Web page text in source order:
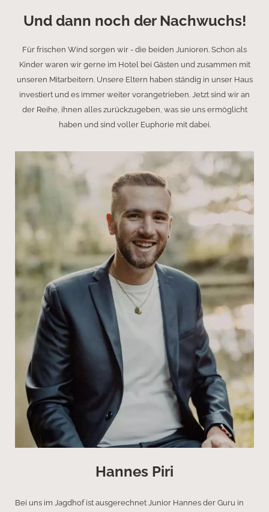
Und dann noch der Nachwuchs!
Für frischen Wind sorgen wir - die beiden Junioren. Schon als
Kinder waren wir gerne im Hotel bei Gästen und zusammen mit
unseren Mitarbeitern. Unsere Eltern haben ständig in unser Haus
investiert und es immer weiter vorangetrieben. Jetzt sind wir an
der Reihe, ihnen alles zurückzugeben, was sie uns ermöglicht
haben und sind voller Euphorie mit dabei.
Hannes Piri
Bei uns im Jagdhof ist ausgerechnet Junior Hannes der Guru in